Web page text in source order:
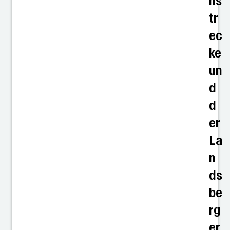
tr
ec
ke
un
d
d
er
La
n
ds
be
rg